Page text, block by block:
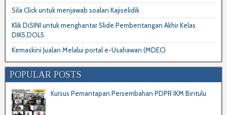
Sila Click untuk menjawab soalan Kajiselidik
Klik DiSINI untuk menghantar Slide Pembentangan Akhir Kelas
DIK5,DOL5
Kemaskini Jualan Melalui portal e-Usahawan (MDEC)
POPULAR POSTS
Kursus Pemantapan Persembahan PDPR IKM Bintulu